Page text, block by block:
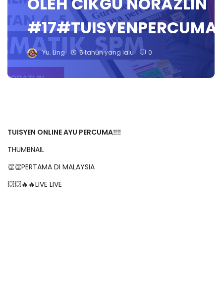
#17#TUISYENPERCUMA
Yu. Ling 5 tahun yang lalu 0
TUISYEN ONLINE AYU PERCUMA‼️‼️
THUMBNAIL
👏👏PERTAMA DI MALAYSIA
💥💥🔥🔥LIVE LIVE